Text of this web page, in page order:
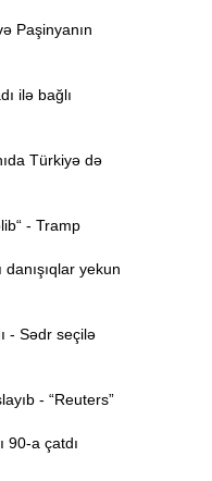
Paşinyanın
ilə bağlı
Türkiyə də
- Tramp
yekun
- Sədr seçilə
- “Reuters”
a çatdı